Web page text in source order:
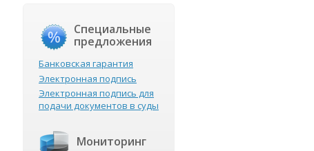
Специальные
предложения
Банковская гарантия
Электронная подпись
Электронная подпись для
подачи документов в суды
Мониторинг